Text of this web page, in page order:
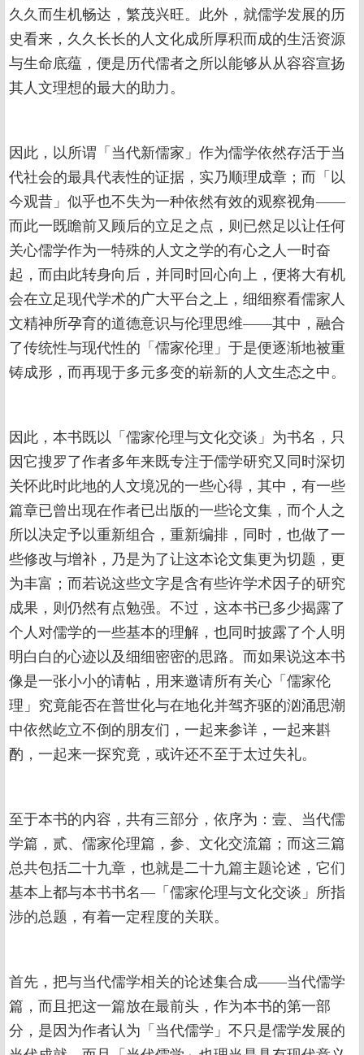
久久而生机畅达，繁茂兴旺。此外，就儒学发展的历
史看来，久久长长的人文化成所厚积而成的生活资源
与生命底蕴，便是历代儒者之所以能够从从容容宣扬
其人文理想的最大的助力。
因此，以所谓「当代新儒家」作为儒学依然存活于当
代社会的最具代表性的证据，实乃顺理成章；而「以
今观昔」似乎也不失为一种依然有效的观察视角——
而此一既瞻前又顾后的立足之点，则已然足以让任何
关心儒学作为一特殊的人文之学的有心之人一时奋
起，而由此转身向后，并同时回心向上，便将大有机
会在立足现代学术的广大平台之上，细细察看儒家人
文精神所孕育的道德意识与伦理思维——其中，融合
了传统性与现代性的「儒家伦理」于是便逐渐地被重
铸成形，而再现于多元多变的崭新的人文生态之中。
因此，本书既以「儒家伦理与文化交谈」为书名，只
因它搜罗了作者多年来既专注于儒学研究又同时深切
关怀此时此地的人文境况的一些心得，其中，有一些
篇章已曾出现在作者已出版的一些论文集，而个人之
所以决定予以重新组合，重新编排，同时，也做了一
些修改与增补，乃是为了让这本论文集更为切题，更
为丰富；而若说这些文字是含有些许学术因子的研究
成果，则仍然有点勉强。不过，这本书已多少揭露了
个人对儒学的一些基本的理解，也同时披露了个人明
明白白的心迹以及细细密密的思路。而如果说这本书
像是一张小小的请帖，用来邀请所有关心「儒家伦
理」究竟能否在普世化与在地化并驾齐驱的汹涌思潮
中依然屹立不倒的朋友们，一起来参详，一起来斟
酌，一起来一探究竟，或许还不至于太过失礼。
至于本书的内容，共有三部分，依序为：壹、当代儒
学篇，贰、儒家伦理篇，参、文化交流篇；而这三篇
总共包括二十九章，也就是二十九篇主题论述，它们
基本上都与本书书名—「儒家伦理与文化交谈」所指
涉的总题，有着一定程度的关联。
首先，把与当代儒学相关的论述集合成——当代儒学
篇，而且把这一篇放在最前头，作为本书的第一部
分，是因为作者认为「当代儒学」不只是儒学发展的